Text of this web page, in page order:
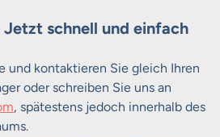
schnell und einfach
und kontaktieren Sie gleich Ihren
oder schreiben Sie uns an
, spätestens jedoch innerhalb des